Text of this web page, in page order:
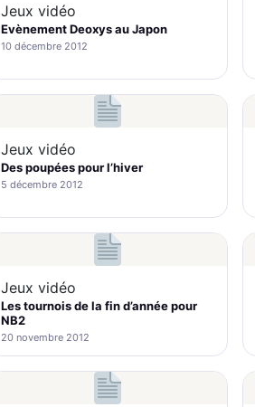
Jeux vidéo
Evènement Deoxys au Japon
10 décembre 2012
Jeux vidéo
Des poupées pour l’hiver
5 décembre 2012
Jeux vidéo
Les tournois de la fin d’année pour
NB2
20 novembre 2012